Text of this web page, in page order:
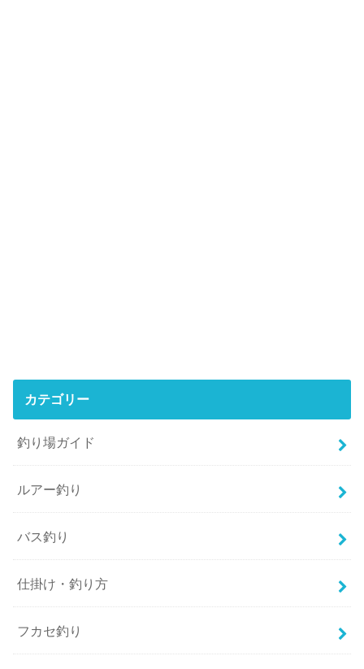
カテゴリー
釣り場ガイド
ルアー釣り
バス釣り
仕掛け・釣り方
フカセ釣り